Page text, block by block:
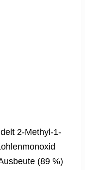
2-Methyl-1-
(89 %)